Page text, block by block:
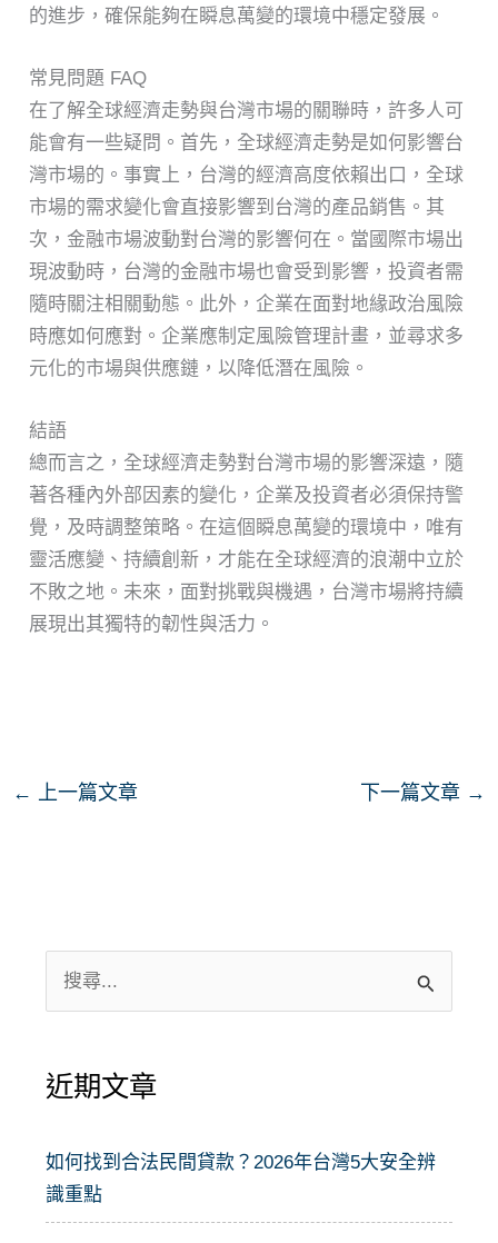
的進步，確保能夠在瞬息萬變的環境中穩定發展。
常見問題 FAQ
在了解全球經濟走勢與台灣市場的關聯時，許多人可
能會有一些疑問。首先，全球經濟走勢是如何影響台
灣市場的。事實上，台灣的經濟高度依賴出口，全球
市場的需求變化會直接影響到台灣的產品銷售。其
次，金融市場波動對台灣的影響何在。當國際市場出
現波動時，台灣的金融市場也會受到影響，投資者需
隨時關注相關動態。此外，企業在面對地緣政治風險
時應如何應對。企業應制定風險管理計畫，並尋求多
元化的市場與供應鏈，以降低潛在風險。
結語
總而言之，全球經濟走勢對台灣市場的影響深遠，隨
著各種內外部因素的變化，企業及投資者必須保持警
覺，及時調整策略。在這個瞬息萬變的環境中，唯有
靈活應變、持續創新，才能在全球經濟的浪潮中立於
不敗之地。未來，面對挑戰與機遇，台灣市場將持續
展現出其獨特的韌性與活力。
← 上一篇文章 下一篇文章 →
尋
鍵
:
近期文章
如何找到合法民間貸款？2026年台灣5大安全辨
識重點